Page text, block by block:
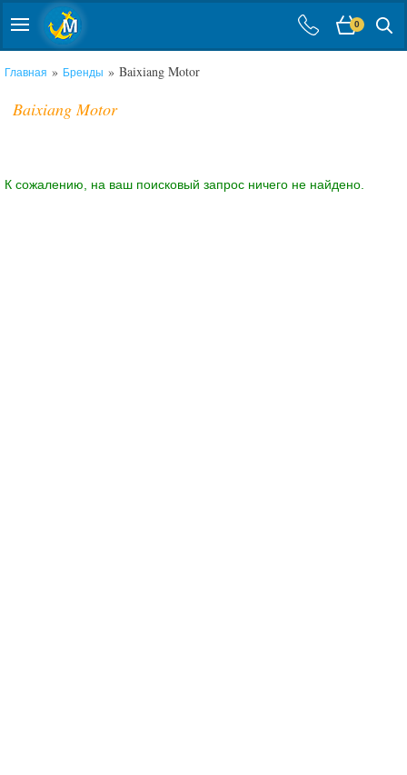
0
Главная » Бренды » Baixiang Motor
Baixiang Motor
К сожалению, на ваш поисковый запрос ничего не найдено.